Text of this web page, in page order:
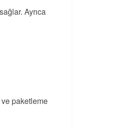
Ayrıca
paketleme